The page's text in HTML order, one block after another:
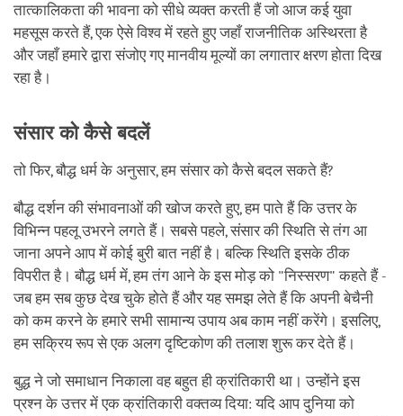
तात्कालिकता की भावना को सीधे व्यक्त करती हैं जो आज कई युवा
महसूस करते हैं, एक ऐसे विश्व में रहते हुए जहाँ राजनीतिक अस्थिरता है
और जहाँ हमारे द्वारा संजोए गए मानवीय मूल्यों का लगातार क्षरण होता दिख
रहा है।
संसार को कैसे बदलें
तो फिर, बौद्ध धर्म के अनुसार, हम संसार को कैसे बदल सकते हैं?
बौद्ध दर्शन की संभावनाओं की खोज करते हुए, हम पाते हैं कि उत्तर के
विभिन्न पहलू उभरने लगते हैं। सबसे पहले, संसार की स्थिति से तंग आ
जाना अपने आप में कोई बुरी बात नहीं है। बल्कि स्थिति इसके ठीक
विपरीत है। बौद्ध धर्म में, हम तंग आने के इस मोड़ को "निस्सरण" कहते हैं -
जब हम सब कुछ देख चुके होते हैं और यह समझ लेते हैं कि अपनी बेचैनी
को कम करने के हमारे सभी सामान्य उपाय अब काम नहीं करेंगे। इसलिए,
हम सक्रिय रूप से एक अलग दृष्टिकोण की तलाश शुरू कर देते हैं।
बुद्ध ने जो समाधान निकाला वह बहुत ही क्रांतिकारी था। उन्होंने इस
प्रश्न के उत्तर में एक क्रांतिकारी वक्तव्य दिया: यदि आप दुनिया को